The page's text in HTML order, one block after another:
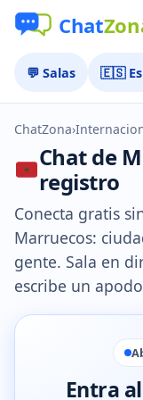
💬 Salas 🇪🇸
ChatZona›
Chat de
registro
Conecta gratis
Marruecos:
gente. Sala en
escribe un
Entra